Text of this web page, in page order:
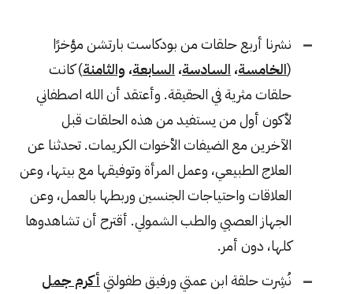
نشرنا أربع حلقات من بودكاست بارتشن مؤخرًا
(الخامسة، السادسة، السابعة، والثامنة) كانت
حلقات مثرية في الحقيقة. وأعتقد أن الله اصطفاني
لأكون أول من يستفيد من هذه الحلقات قبل
الآخرين مع الضيفات الأخوات الكريمات. تحدثنا عن
العلاج الطبيعي، وعمل المرأة وتوفيقها مع بيتها، وعن
العلاقات واحتياجات الجنسين وربطها بالعمل، وعن
الجهاز العصبي والطب الشمولي. أقترح أن تشاهدوها
كلها، دون أمر.
نُشِرت حلقة ابن عمتي ورفيق طفولتيأكرم جمل